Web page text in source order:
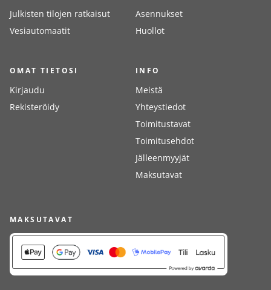
Julkisten tilojen ratkaisut
Vesiautomaatit
Asennukset
Huollot
OMAT TIETOSI
Kirjaudu
Rekisteröidy
INFO
Meistä
Yhteystiedot
Toimitustavat
Toimitusehdot
Jälleenmyyjät
Maksutavat
MAKSUTAVAT